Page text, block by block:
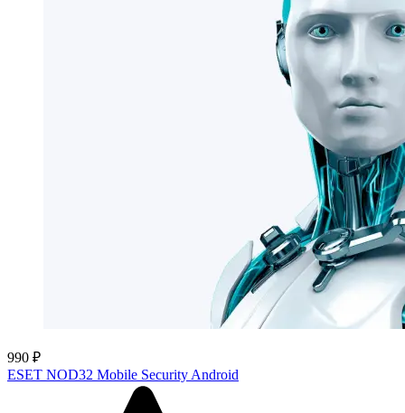
990 ₽
ESET NOD32 Mobile Security Android